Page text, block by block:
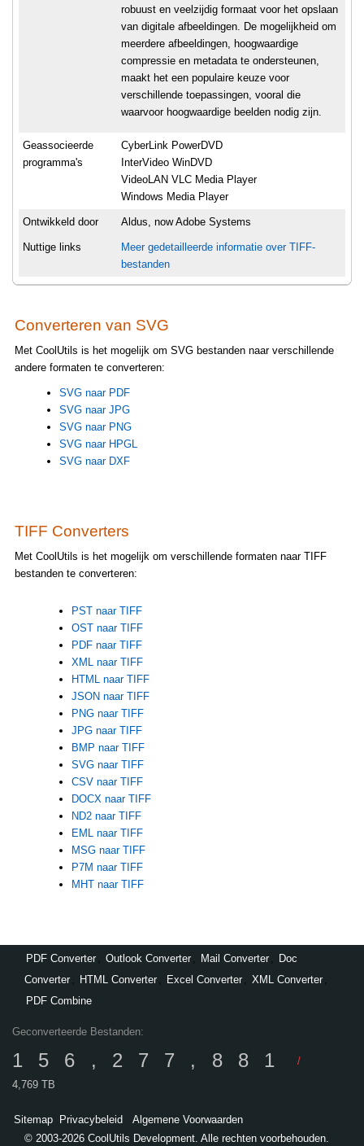
robuust en veelzijdig formaat voor het opslaan
van digitale afbeeldingen. De mogelijkheid om
meerdere afbeeldingen, hoogwaardige
compressie en metadata te ondersteunen,
maakt het een populaire keuze voor
verschillende toepassingen, vooral die
waarvoor hoogwaardige beelden nodig zijn.
Geassocieerde
programma's
CyberLink PowerDVD
InterVideo WinDVD
VideoLAN VLC Media Player
Windows Media Player
Ontwikkeld door Aldus, now Adobe Systems
Nuttige links
Meer gedetailleerde informatie over TIFF-
bestanden
Converteren van SVG
Met CoolUtils is het mogelijk om SVG bestanden naar verschillende
andere formaten te converteren:
SVG naar PDF
SVG naar JPG
SVG naar PNG
SVG naar HPGL
SVG naar DXF
TIFF Converters
Met CoolUtils is het mogelijk om verschillende formaten naar TIFF
bestanden te converteren:
PST naar TIFF
OST naar TIFF
PDF naar TIFF
XML naar TIFF
HTML naar TIFF
JSON naar TIFF
PNG naar TIFF
JPG naar TIFF
BMP naar TIFF
SVG naar TIFF
CSV naar TIFF
DOCX naar TIFF
ND2 naar TIFF
EML naar TIFF
MSG naar TIFF
P7M naar TIFF
MHT naar TIFF
PDF Converter Outlook Converter Mail Converter
Doc
Converter
HTML Converter Excel Converter XML Converter
PDF Combine
Geconverteerde Bestanden:
156,277,881
/
4,769 TB
Sitemap Privacybeleid
Algemene Voorwaarden
© 2003-2026 CoolUtils Development. Alle rechten voorbehouden.